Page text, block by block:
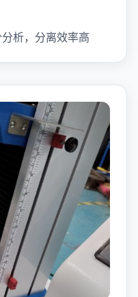
析，分离效率高